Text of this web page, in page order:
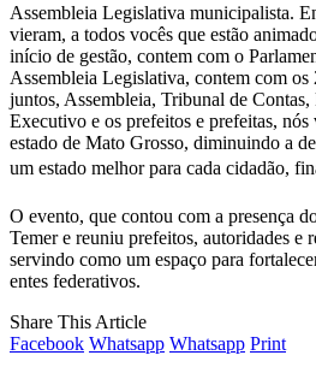
Assembleia Legislativa municipalista.
vieram, a todos vocês que estão
início de gestão, contem com o
Assembleia Legislativa, contem com os
juntos, Assembleia, Tribunal de
Executivo e os prefeitos e prefeitas,
estado de Mato Grosso, diminuindo a
um estado melhor para cada cidadão,
O evento, que contou com a presença
Temer e reuniu prefeitos, autoridades e
servindo como um espaço para
entes federativos.
Share This Article
Facebook Whatsapp Whatsapp Print